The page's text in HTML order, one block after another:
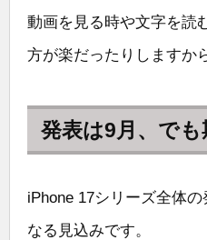
動画を見る時や文字を読
方が楽だったりしますか
発表は9月、で
iPhone 17シリーズ全体
なる見込みです。